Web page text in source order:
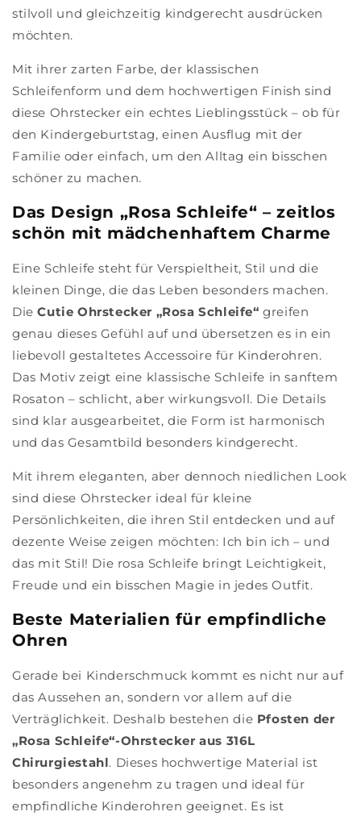
stilvoll und gleichzeitig kindgerecht ausdrücken
möchten.
Mit ihrer zarten Farbe, der klassischen
Schleifenform und dem hochwertigen Finish sind
diese Ohrstecker ein echtes Lieblingsstück – ob für
den Kindergeburtstag, einen Ausflug mit der
Familie oder einfach, um den Alltag ein bisschen
schöner zu machen.
Das Design „Rosa Schleife“ – zeitlos
schön mit mädchenhaftem Charme
Eine Schleife steht für Verspieltheit, Stil und die
kleinen Dinge, die das Leben besonders machen.
DieCutie Ohrstecker „Rosa Schleife“ greifen
genau dieses Gefühl auf und übersetzen es in ein
liebevoll gestaltetes Accessoire für Kinderohren.
Das Motiv zeigt eine klassische Schleife in sanftem
Rosaton – schlicht, aber wirkungsvoll. Die Details
sind klar ausgearbeitet, die Form ist harmonisch
und das Gesamtbild besonders kindgerecht.
Mit ihrem eleganten, aber dennoch niedlichen Look
sind diese Ohrstecker ideal für kleine
Persönlichkeiten, die ihren Stil entdecken und auf
dezente Weise zeigen möchten: Ich bin ich – und
das mit Stil! Die rosa Schleife bringt Leichtigkeit,
Freude und ein bisschen Magie in jedes Outfit.
Beste Materialien für empfindliche
Ohren
Gerade bei Kinderschmuck kommt es nicht nur auf
das Aussehen an, sondern vor allem auf die
Verträglichkeit. Deshalb bestehen die Pfosten der
„Rosa Schleife“-Ohrstecker aus 316L
Chirurgiestahl. Dieses hochwertige Material ist
besonders angenehm zu tragen und ideal für
empfindliche Kinderohren geeignet. Es ist